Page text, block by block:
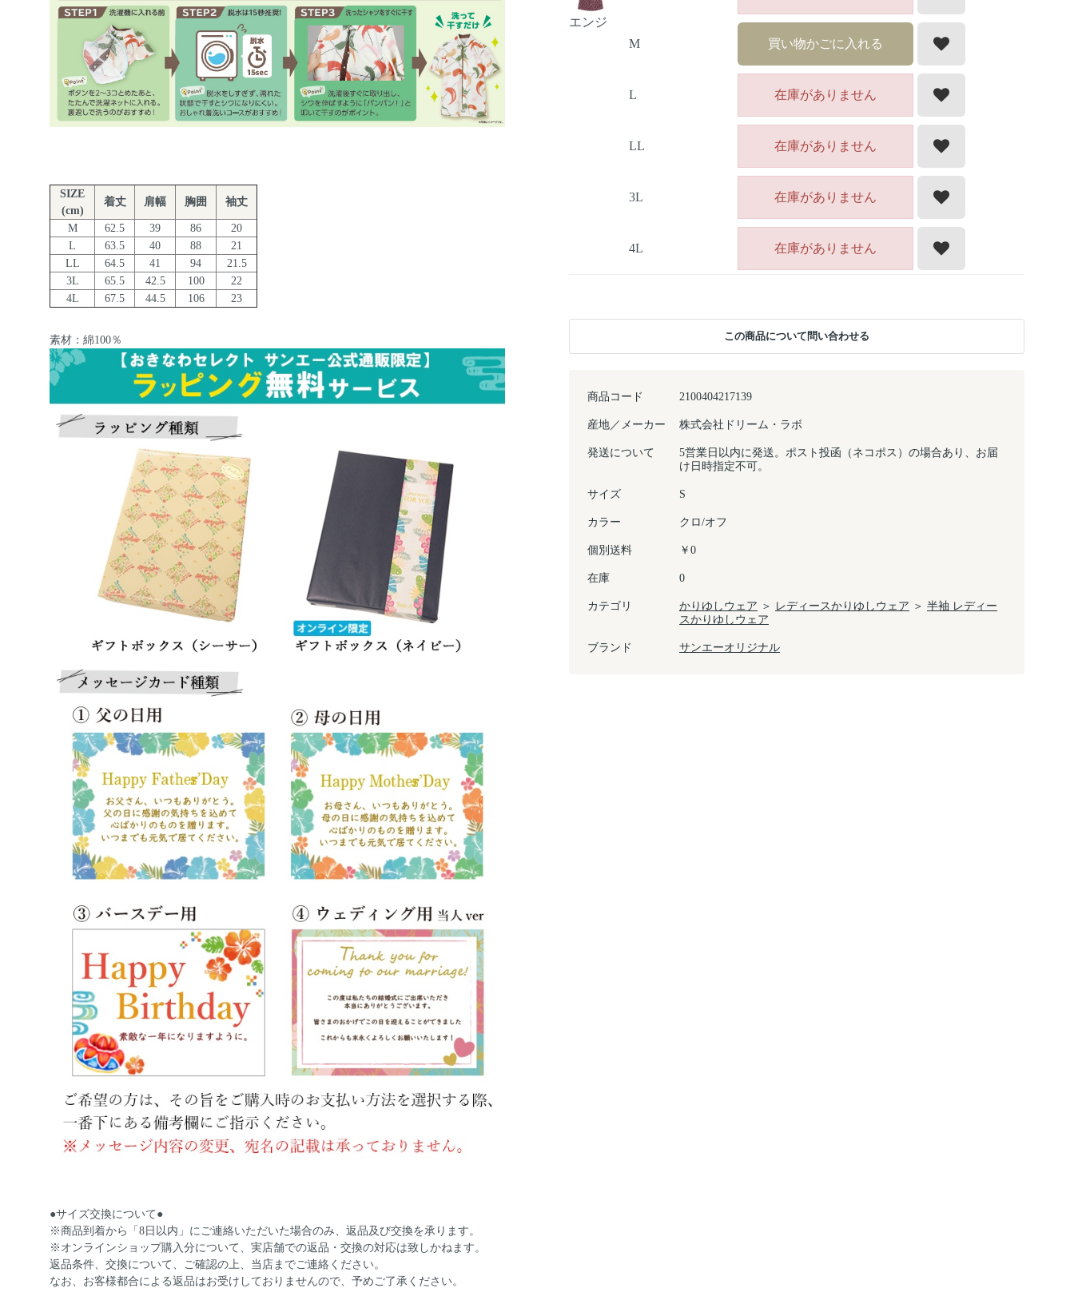
SIZE
(cm)
着丈 肩幅 胸囲 袖丈
M 62.5 39 86
20
L
63.5 40 88
21
LL
64.5 41 94
21.5
3L
65.5 42.5 100
22
4L
67.5 44.5 106 23
素材：綿100％
●サイズ交換について●
※商品到着から「8日以内」にご連絡いただいた場合のみ、返品及び交換を承ります。
※オンラインショップ購入分について、実店舗での返品・交換の対応は致しかねます。
返品条件、交換について、ご確認の上、当店までご連絡ください。
なお、お客様都合による返品はお受けしておりませんので、予めご了承ください。
商品コード 2100404217139
産地／メーカー 株式会社ドリーム・ラボ
発送について
5営業日以内に発送。ポスト投函（ネコポス）の場合あり、お届
け日時指定不可。
サイズ S
カラー クロ/オフ
個別送料 ￥0
在庫 0
カテゴリ かりゆしウェア ＞ レディースかりゆしウェア ＞ 半袖 レディー
スかりゆしウェア
ブランド サンエーオリジナル
エンジ
M 買い物かごに入れる
L 在庫がありません
LL 在庫がありません
3L 在庫がありません
4L 在庫がありません
この商品について問い合わせる